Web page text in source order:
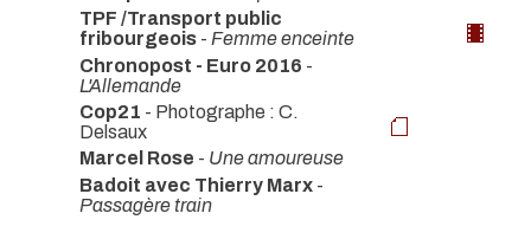
TPF /Transport public
fribourgeois - Femme enceinte
Chronopost - Euro 2016 -
L'Allemande
Cop21 - Photographe : C.
Delsaux
Marcel Rose - Une amoureuse
Badoit avec Thierry Marx -
Passagère train